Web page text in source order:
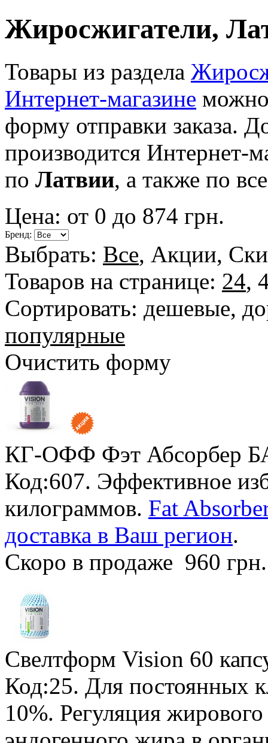
Жиросжигатели,
Товары из раздела
Интернет-магазине можно
форму отправки заказа.
производится Интернет-
по Латвии, а также по
Цена: от 0 до 874 грн.
Бренд:
Выбрать: Все, Акции,
Товаров на странице: 24,
Сортировать: дешевые,
популярные
Очистить форму
КГ-ОФФ Фэт Абсорбер
Код:607. Эффективное
килограммов. Fat
доставка в Ваш регион.
Скоро в продаже 960
Свелтформ Vision 60
Код:25. Для постоянных
10%. Регуляция